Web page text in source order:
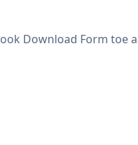
Download Form toe